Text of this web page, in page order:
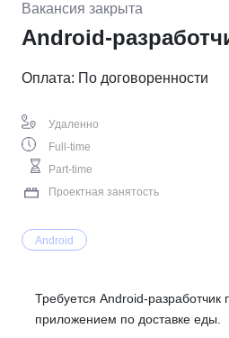
Android-
Вакансия закрыта
Оплата: По договоренности
Удаленно
Full-time
Part-time
Проектная занятость
Android
Требуется Android-
приложением по доставке еды.